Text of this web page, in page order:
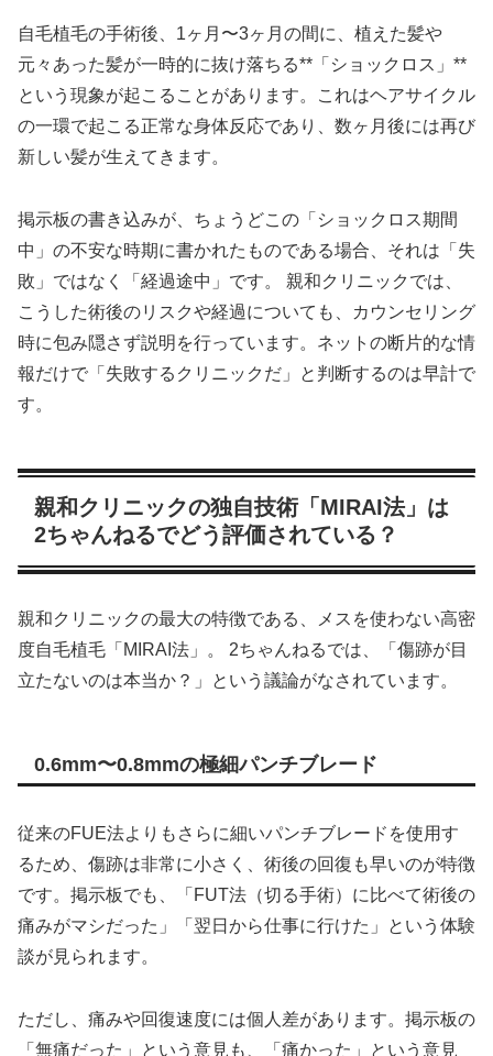
自毛植毛の手術後、1ヶ月〜3ヶ月の間に、植えた髪や
元々あった髪が一時的に抜け落ちる**「ショックロス」**
という現象が起こることがあります。これはヘアサイクル
の一環で起こる正常な身体反応であり、数ヶ月後には再び
新しい髪が生えてきます。
掲示板の書き込みが、ちょうどこの「ショックロス期間
中」の不安な時期に書かれたものである場合、それは「失
敗」ではなく「経過途中」です。 親和クリニックでは、
こうした術後のリスクや経過についても、カウンセリング
時に包み隠さず説明を行っています。ネットの断片的な情
報だけで「失敗するクリニックだ」と判断するのは早計で
す。
親和クリニックの独自技術「MIRAI法」は
2ちゃんねるでどう評価されている？
親和クリニックの最大の特徴である、メスを使わない高密
度自毛植毛「MIRAI法」。 2ちゃんねるでは、「傷跡が目
立たないのは本当か？」という議論がなされています。
0.6mm〜0.8mmの極細パンチブレード
従来のFUE法よりもさらに細いパンチブレードを使用す
るため、傷跡は非常に小さく、術後の回復も早いのが特徴
です。掲示板でも、「FUT法（切る手術）に比べて術後の
痛みがマシだった」「翌日から仕事に行けた」という体験
談が見られます。
ただし、痛みや回復速度には個人差があります。掲示板の
「無痛だった」という意見も、「痛かった」という意見